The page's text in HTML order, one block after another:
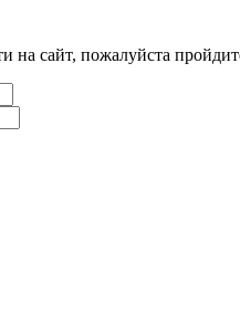
на сайт, пожалуйста